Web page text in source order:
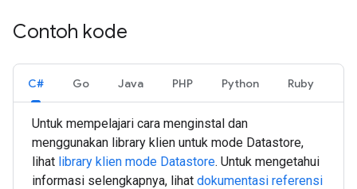
Contoh kode
C# Go Java PHP Python Ruby
Untuk mempelajari cara menginstal dan
menggunakan library klien untuk mode Datastore,
lihat library klien mode Datastore. Untuk mengetahui
informasi selengkapnya, lihat dokumentasi referensi